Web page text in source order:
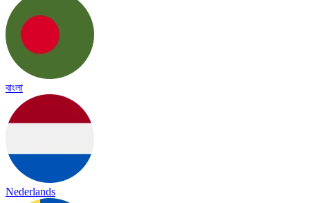
বাংলা
Nederlands